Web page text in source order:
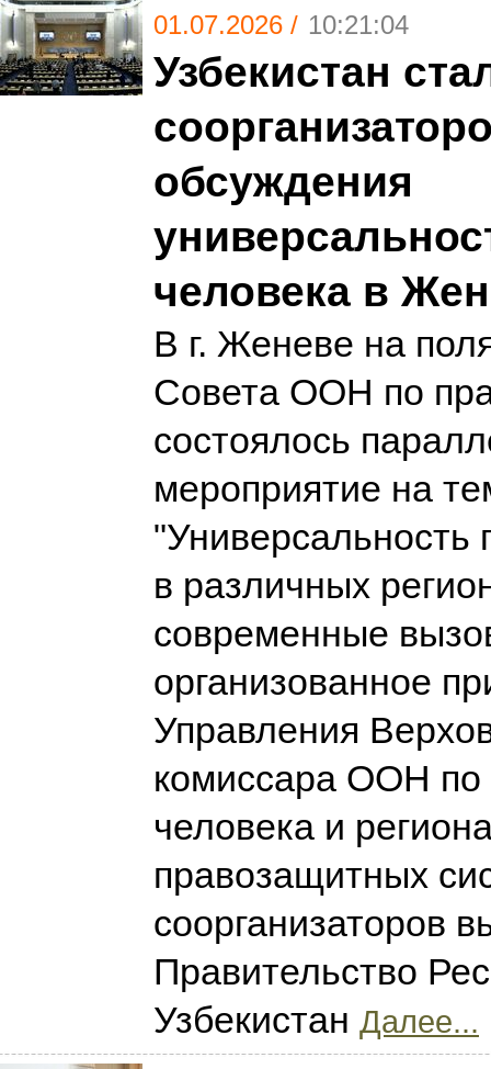
01.07.2026 / 10:21:04
Узбекистан
обсуждения
человека в
В г. Женеве на
Совета ООН по
состоялось
мероприятие на
"Универсальность
в различных
современные
организованное
Управления
комиссара ООН по
человека и
правозащитных
соорганизаторов
Правительство
Узбекистан Далее...